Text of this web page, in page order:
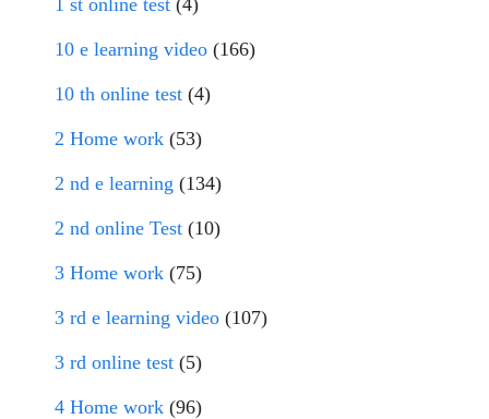
10 e learning video (166)
10 th online test (4)
2 Home work (53)
2 nd e learning (134)
2 nd online Test (10)
3 Home work (75)
3 rd e learning video (107)
3 rd online test (5)
4 Home work (96)